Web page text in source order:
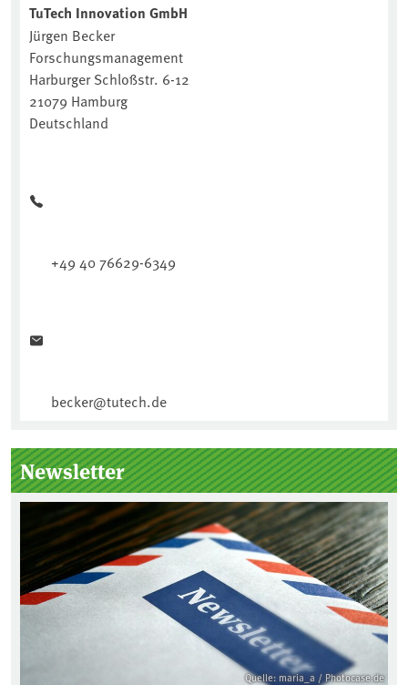
TuTech Innovation GmbH
Jürgen Becker
Forschungsmanagement
Harburger Schloßstr. 6-12
21079 Hamburg
Deutschland
+49 40 76629-6349
becker@tutech.de
Newsletter
Quelle: maria_a / Photocase.de